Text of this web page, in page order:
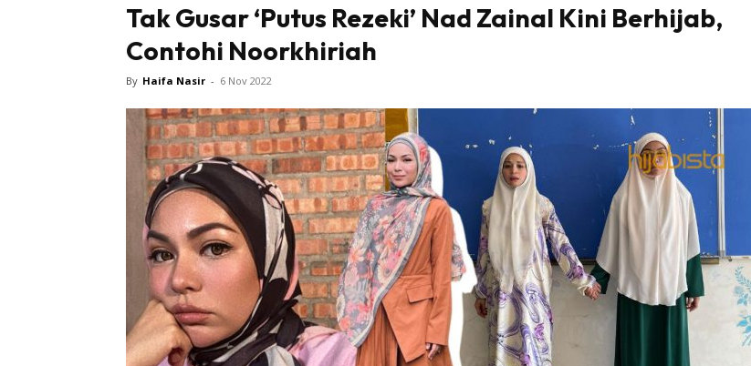
Tampil #1 on top dengan fashion muslimah terkini
KLIK DI SEENI
Tak Gusar ‘Putus Rezeki’ Nad Zainal Kini Berhijab,
Contohi Noorkhiriah
By Haifa Nasir - 6 Nov 2022